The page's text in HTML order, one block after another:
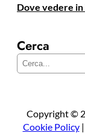
Dove vedere in
Cerca
Copyright ©
Cookie Policy|